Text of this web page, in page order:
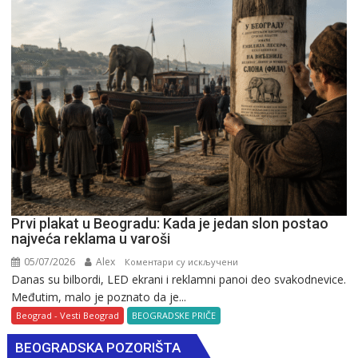
Prvi plakat u Beogradu: Kada je jedan slon postao
najveća reklama u varoši
05/07/2026 Alex Коментари су искључени
Prvi
Danas su bilbordi, LED ekrani i reklamni panoi deo svakodnevice.
Međutim, malo je poznato da je...
Beograd - Vesti Beograd BEOGRADSKE PRIČE
BEOGRADSKA POZORIŠTA